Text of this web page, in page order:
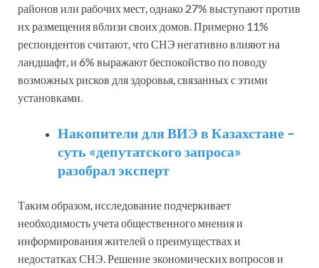
районов или рабочих мест, однако 27% выступают против
их размещения вблизи своих домов. Примерно 11%
респондентов считают, что СНЭ негативно влияют на
ландшафт, и 6% выражают беспокойство по поводу
возможных рисков для здоровья, связанных с этими
установками.
Накопители для ВИЭ в Казахстане –
суть «депутатского запроса»
разобрал эксперт
Таким образом, исследование подчеркивает
необходимость учета общественного мнения и
информирования жителей о преимуществах и
недостатках СНЭ. Решение экономических вопросов и